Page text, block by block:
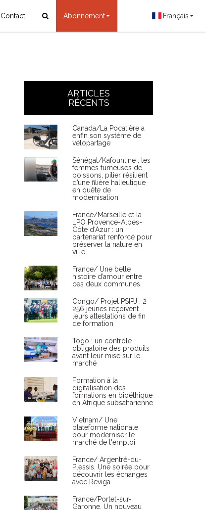
Contact Abonnement Français
ARTICLES
RÉCENTS
Canada/La Pocatière a
enfin son système de
vélopartage
Sénégal/Kafountine : les
femmes fumeuses de
poissons, pilier résilient
d’une filière halieutique
en quête de
modernisation
France/Marseille et la
LPO Provence-Alpes-
Côte d'Azur : un
partenariat renforcé pour
préserver la nature en
ville
France/ Une belle
histoire d’amour entre
ces deux communes
Congo/ Projet PSIPJ : 2
256 jeunes reçoivent
leurs attestations de fin
de formation
Togo : un contrôle
obligatoire des produits
avant leur mise sur le
marché
Formation à la
digitalisation des
formations en bioéthique
en Afrique subsaharienne
Vietnam/ Une
plateforme nationale
pour moderniser le
marché de l'emploi
France/ Argentré-du-
Plessis. Une soirée pour
découvrir les échanges
avec Reviga
France/Portet-sur-
Garonne. Un nouveau